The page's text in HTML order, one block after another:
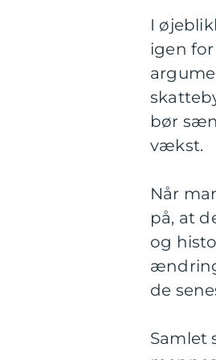
I
igen
bør
vækst.
Når
på, at
og
de
Samlet